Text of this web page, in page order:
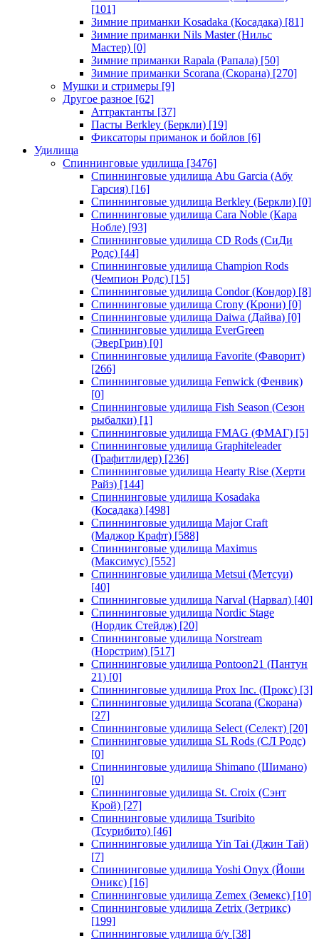
[101]
Зимние приманки Kosadaka (Косадака) [81]
Зимние приманки Nils Master (Нильс
Мастер) [0]
Зимние приманки Rapala (Рапала) [50]
Зимние приманки Scorana (Скорана) [270]
Мушки и стримеры [9]
Другое разное [62]
Аттрактанты [37]
Пасты Berkley (Беркли) [19]
Фиксаторы приманок и бойлов [6]
Удилища
Спиннинговые удилища [3476]
Спиннинговые удилища Abu Garcia (Абу
Гарсия) [16]
Спиннинговые удилища Berkley (Беркли) [0]
Спиннинговые удилища Cara Noble (Кара
Нобле) [93]
Спиннинговые удилища CD Rods (СиДи
Родс) [44]
Спиннинговые удилища Champion Rods
(Чемпион Родс) [15]
Спиннинговые удилища Condor (Кондор) [8]
Спиннинговые удилища Crony (Крони) [0]
Спиннинговые удилища Daiwa (Дайва) [0]
Спиннинговые удилища EverGreen
(ЭверГрин) [0]
Спиннинговые удилища Favorite (Фаворит)
[266]
Спиннинговые удилища Fenwick (Фенвик)
[0]
Спиннинговые удилища Fish Season (Сезон
рыбалки) [1]
Спиннинговые удилища FMAG (ФМАГ) [5]
Спиннинговые удилища Graphiteleader
(Графитлидер) [236]
Спиннинговые удилища Hearty Rise (Херти
Райз) [144]
Спиннинговые удилища Kosadaka
(Косадака) [498]
Спиннинговые удилища Major Craft
(Маджор Крафт) [588]
Спиннинговые удилища Maximus
(Максимус) [552]
Спиннинговые удилища Metsui (Метсуи)
[40]
Спиннинговые удилища Narval (Нарвал) [40]
Спиннинговые удилища Nordic Stage
(Нордик Стейдж) [20]
Спиннинговые удилища Norstream
(Норстрим) [517]
Спиннинговые удилища Pontoon21 (Пантун
21) [0]
Спиннинговые удилища Prox Inc. (Прокс) [3]
Спиннинговые удилища Scorana (Скорана)
[27]
Спиннинговые удилища Select (Селект) [20]
Спиннинговые удилища SL Rods (СЛ Родс)
[0]
Спиннинговые удилища Shimano (Шимано)
[0]
Спиннинговые удилища St. Croix (Сэнт
Крой) [27]
Спиннинговые удилища Tsuribito
(Тсурибито) [46]
Спиннинговые удилища Yin Tai (Джин Тай)
[7]
Спиннинговые удилища Yoshi Onyx (Йоши
Оникс) [16]
Спиннинговые удилища Zemex (Земекс) [10]
Спиннинговые удилища Zetrix (Зетрикс)
[199]
Спиннинговые удилища б/у [38]